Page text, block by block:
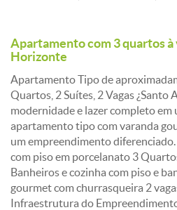
Apartamento com 3 quartos à
Horizonte
Apartamento Tipo de
Quartos, 2 Suítes, 2 Vagas ¿Santo
modernidade e lazer completo em
apartamento tipo com varanda
um empreendimento
com piso em porcelanato 3
Banheiros e cozinha com piso e
gourmet com churrasqueira 2
Infraestrutura do